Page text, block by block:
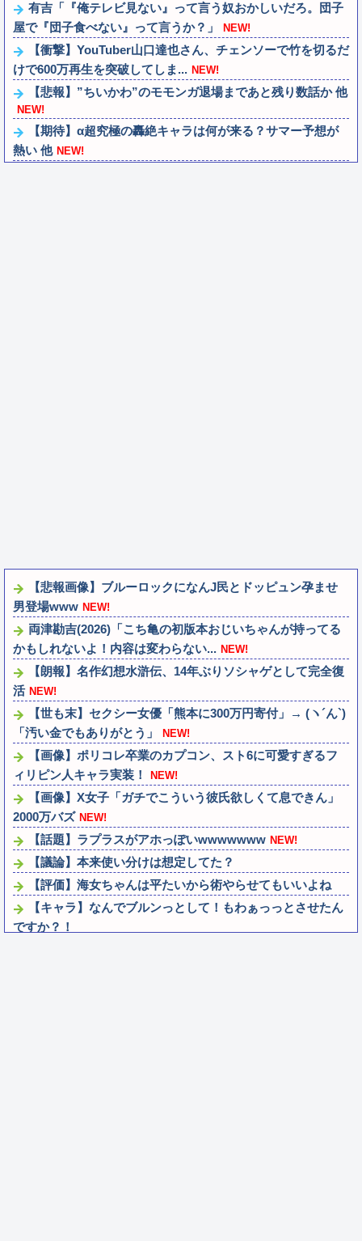
有吉「『俺テレビ見ない』って言う奴おかしいだろ。団子
屋で『団子食べない』って言うか？」
NEW!
【衝撃】YouTuber山口達也さん、チェンソーで竹を切るだ
けで600万再生を突破してしま... NEW!
【悲報】”ちいかわ”のモモンガ退場まであと残り数話か 他
NEW!
【期待】α超究極の轟絶キャラは何が来る？サマー予想が
熱い 他 NEW!
【悲報画像】ブルーロックになんJ民とドッピュン孕ませ
男登場www NEW!
両津勘吉(2026)「こち亀の初版本おじいちゃんが持ってる
かもしれないよ！内容は変わらない... NEW!
【朗報】名作幻想水滸伝、14年ぶりソシャゲとして完全復
活 NEW!
【世も末】セクシー女優「熊本に300万円寄付」→ (ヽ´ん`)
「汚い金でもありがとう」
NEW!
【画像】ポリコレ卒業のカプコン、スト6に可愛すぎるフ
ィリピン人キャラ実装！
NEW!
【画像】X女子「ガチでこういう彼氏欲しくて息できん」
2000万バズ NEW!
【話題】ラプラスがアホっぽいwwwwwww NEW!
【議論】本来使い分けは想定してた？
【評価】海女ちゃんは平たいから術やらせてもいいよね
【キャラ】なんでブルンっとして！もわぁっっとさせたん
ですか？！